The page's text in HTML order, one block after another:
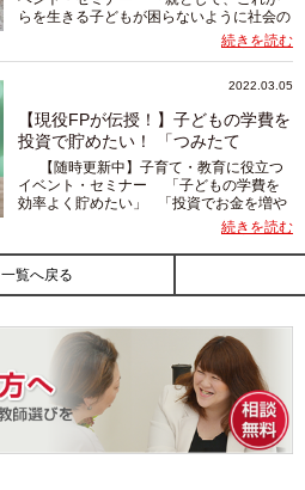
らを生きる子どもが困らないように社会の
ルールを教えておきたい。」 そう考える
親御さんもいると思いますが…その教えよ
続きを読む
2022.03.05
【現役FPが伝授！】子どもの学費を
投資で貯めたい！ 「つみたて
NISA」を使...
【随時更新中】子育て・教育に役立つ
イベント・セミナー 「子どもの学費を
効率よく貯めたい」 「投資でお金を増や
せると言うけれど、損をしそうで怖い」
そんな「投資で学費を貯めてみ...
続きを読む
一覧へ戻る